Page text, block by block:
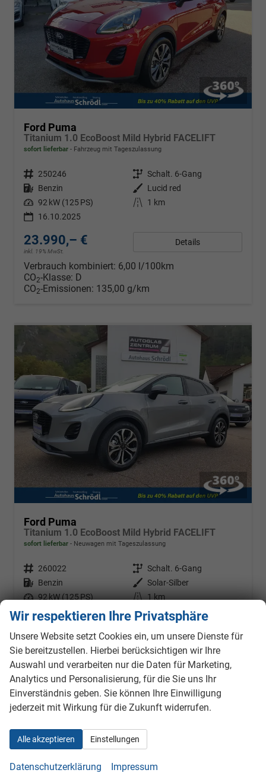
Ford Puma
Titanium 1.0 EcoBoost Mild Hybrid FACELIFT
sofort lieferbar Fahrzeug mit Tageszulassung
Fahrzeugnr. 250246 Getriebe Schalt. 6-Gang
Kraftstoff Benzin Außenfarbe Lucid red
Leistung 92 kW (125 PS) Kilometerstand
1 km
16.10.2025
23.990,– €
inkl. 19% MwSt.
Details
Verbrauch kombiniert: 6,00 l/100km
CO2-Klasse: D
CO2-Emissionen: 135,00 g/km
Ford Puma
Titanium 1.0 EcoBoost Mild Hybrid FACELIFT
sofort lieferbar Neuwagen mit Tageszulassung
Fahrzeugnr. 260022 Getriebe Schalt. 6-Gang
Kraftstoff Benzin Außenfarbe Solar-Silber
Leistung 92 kW (125 PS) Kilometerstand
1 km
10.02.2026
23.990,– €
inkl. 19% MwSt.
Details
Verbrauch kombiniert:6,00 l/100km
CO2 -Klasse: D
CO -Emissionen:135,00 g/km
Wir respektieren Ihre Privatsphäre
Unsere Website setzt Cookies ein, um unsere Dienste für
Sie bereitzustellen. Hierbei berücksichtigen wir Ihre
Auswahl und verarbeiten nur die Daten für Marketing,
Analytics und Personalisierung, für die Sie uns Ihr
Einverständnis geben. Sie können Ihre Einwilligung
jederzeit mit Wirkung für die Zukunft widerrufen.
Alle akzeptieren Einstellungen
Datenschutzerklärung Impressum